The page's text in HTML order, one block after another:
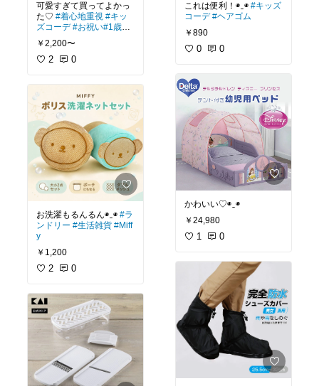
可愛すぎて買ってよかっ
た♡ #着心地重視 #キッ
ズコーデ #お祝い#1歳#
お食い初め
￥2,200〜
2 0
お洗濯もるんるん◉⁠‿⁠◉ #ラ
ンドリー #生活雑貨 #Miff
y
￥1,200
2 0
これは便利！◉⁠‿⁠◉ #キッズ
コーデ #ヘアゴム
￥890
0 0
かわいい♡◉⁠‿⁠◉
￥24,980
1 0